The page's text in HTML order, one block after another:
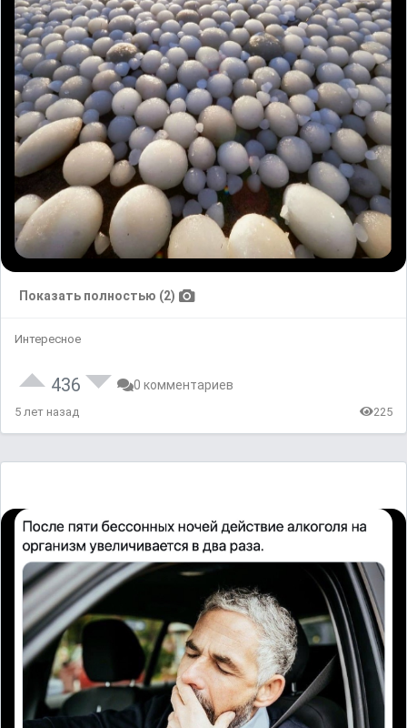
Показать полностью (2)
Интересное
436 0 комментариев
5 лет назад 225